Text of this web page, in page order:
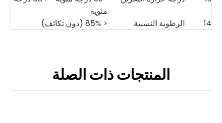
مئوية
14
الرطوبة النسبية < 85% (دون تكاثف)
المنتجات ذات الصلة